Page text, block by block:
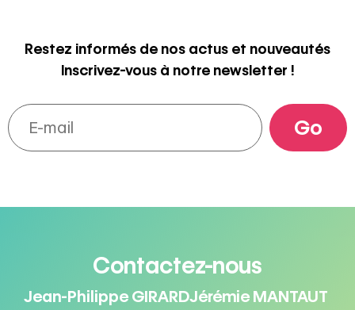
Restez informés de nos actus et nouveautés
Inscrivez-vous à notre newsletter !
Contactez-nous
Jean-Philippe GIRARDJérémie MANTAUT